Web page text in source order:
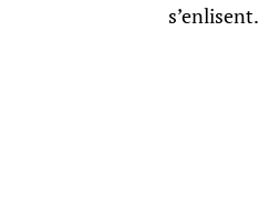
s’enlisent.